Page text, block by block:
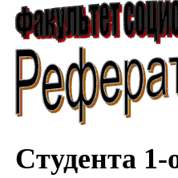
Студента 1-